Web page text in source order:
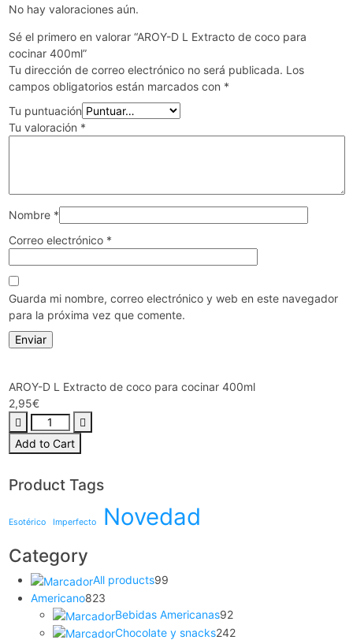
No hay valoraciones aún.
Sé el primero en valorar “AROY-D L Extracto de coco para
cocinar 400ml”
Tu dirección de correo electrónico no será publicada. Los
campos obligatorios están marcados con *
Tu puntuación
Tu valoración *
Nombre *
Correo electrónico *
Guarda mi nombre, correo electrónico y web en este navegador
para la próxima vez que comente.
AROY-D L Extracto de coco para cocinar 400ml
2,95€
Add to Cart
Product Tags
Esotérico Imperfecto Novedad
Category
All products99
Americano823
Bebidas Americanas92
Chocolate y snacks242